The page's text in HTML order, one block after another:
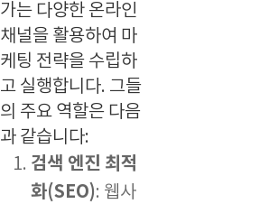
가는 다양한 온라인
채널을 활용하여 마
케팅 전략을 수립하
고 실행합니다. 그들
의 주요 역할은 다음
과 같습니다:
검색 엔진 최적
화(SEO): 웹사